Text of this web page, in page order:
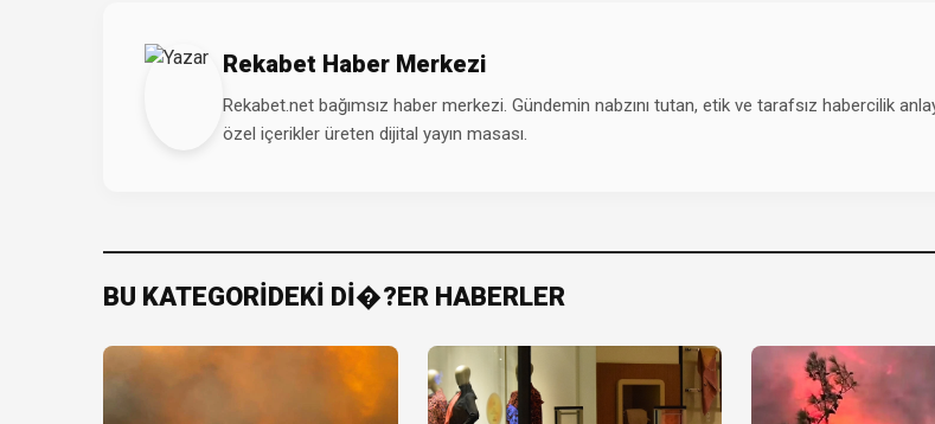
Rekabet Haber Merkezi
Rekabet.net bağımsız haber merkezi. Gündemin nabzını tutan, etik ve tarafsız habercilik
özel içerikler üreten dijital yayın masası.
BU KATEGORİDEKİ Dİ�?ER HABERLER